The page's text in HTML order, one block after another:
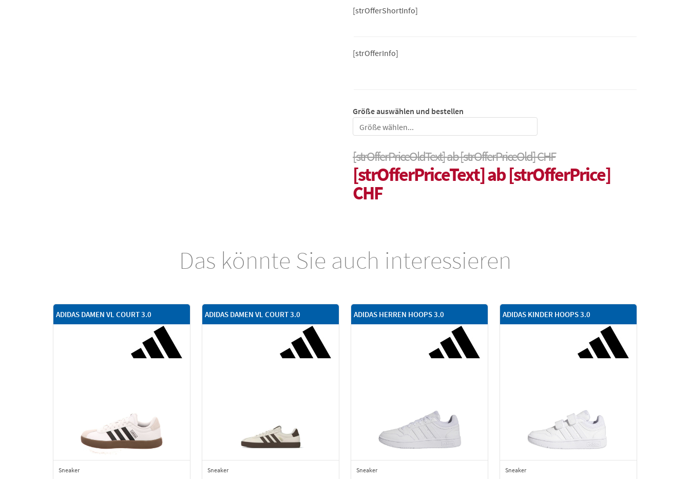
[strOfferShortInfo]
[strOfferInfo]
Größe auswählen und bestellen
Größe
[strOfferPriceOldText] ab [strOfferPriceOld] CHF
[strOfferPriceText] ab [strOfferPrice]
CHF
Das könnte Sie auch interessieren
ADIDAS DAMEN VL COURT 3.0
Sneaker
ADIDAS DAMEN VL COURT 3.0
Sneaker
ADIDAS HERREN HOOPS 3.0
Sneaker
ADIDAS KINDER HOOPS 3.0
Sneaker